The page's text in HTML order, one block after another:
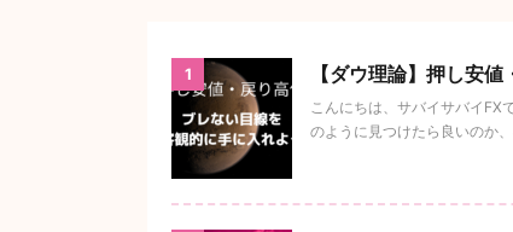
1 【ダウ理論】押し安
こんにちは、サバイサバイFX
のように見つけたら良いのか